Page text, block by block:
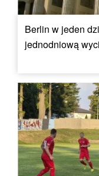
Berlin w jeden
jednodniową